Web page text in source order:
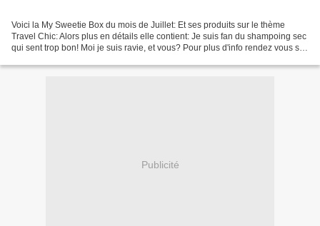
Voici la My Sweetie Box du mois de Juillet: Et ses produits sur le thème
Travel Chic: Alors plus en détails elle contient: Je suis fan du shampoing sec
qui sent trop bon! Moi je suis ravie, et vous? Pour plus d'info rendez vous sur
Publicité